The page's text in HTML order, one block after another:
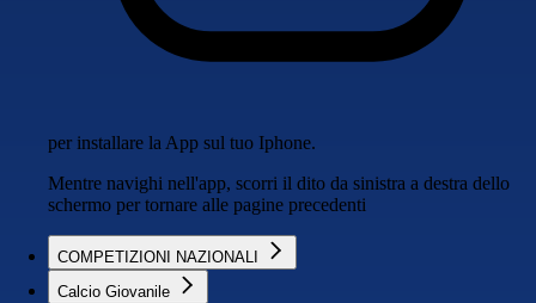
per installare la App sul tuo Iphone.
Mentre navighi nell'app, scorri il dito da sinistra a destra dello
schermo per tornare alle pagine precedenti
COMPETIZIONI NAZIONALI
Calcio Giovanile